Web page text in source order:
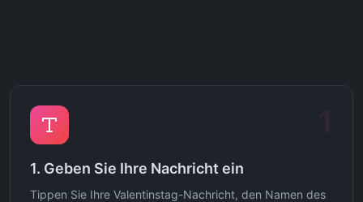
1. Geben Sie Ihre Nachricht ein
Tippen Sie Ihre Valentinstag-Nachricht, den Namen des